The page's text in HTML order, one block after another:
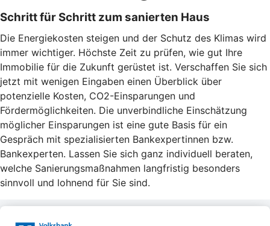
Schritt für Schritt zum sanierten Haus
Die Energiekosten steigen und der Schutz des Klimas wird
immer wichtiger. Höchste Zeit zu prüfen, wie gut Ihre
Immobilie für die Zukunft gerüstet ist. Verschaffen Sie sich
jetzt mit wenigen Eingaben einen Überblick über
potenzielle Kosten, CO2-Einsparungen und
Fördermöglichkeiten. Die unverbindliche Einschätzung
möglicher Einsparungen ist eine gute Basis für ein
Gespräch mit spezialisierten Bankexpertinnen bzw.
Bankexperten. Lassen Sie sich ganz individuell beraten,
welche Sanierungsmaßnahmen langfristig besonders
sinnvoll und lohnend für Sie sind.